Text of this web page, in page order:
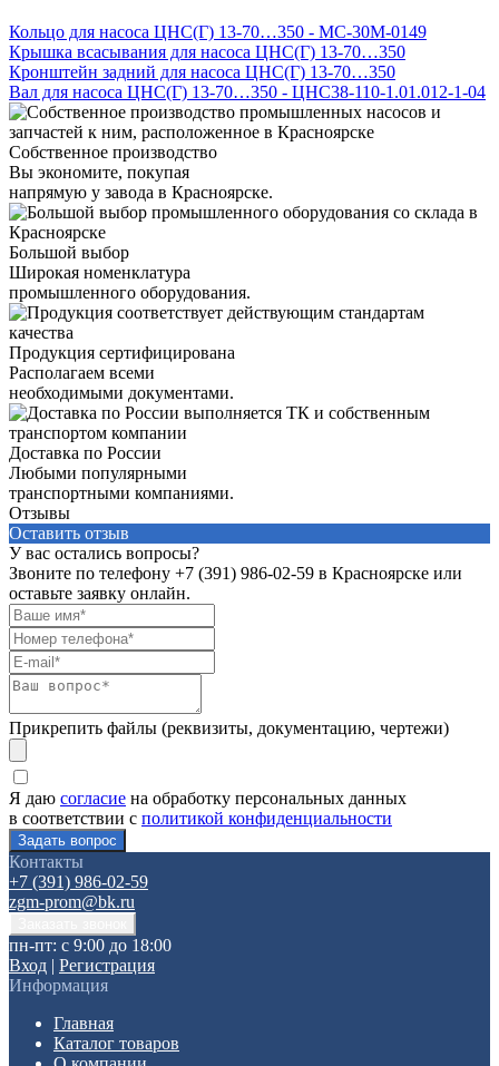
Кольцо для насоса ЦНС(Г) 13-70…350 - МС-30М-0149
Крышка всасывания для насоса ЦНС(Г) 13-70…350
Кронштейн задний для насоса ЦНС(Г) 13-70…350
Вал для насоса ЦНС(Г) 13-70…350 - ЦНС38-110-1.01.012-1-04
Собственное производство
Вы экономите, покупая
напрямую у завода в Красноярске.
Большой выбор
Широкая номенклатура
промышленного оборудования.
Продукция сертифицирована
Располагаем всеми
необходимыми документами.
Доставка по России
Любыми популярными
транспортными компаниями.
Отзывы
Оставить отзыв
У вас остались вопросы?
Звоните по телефону +7 (391) 986-02-59 в Красноярске или
оставьте заявку онлайн.
Прикрепить файлы (реквизиты, документацию, чертежи)
Я даю согласие на обработку персональных данных
в соответствии с политикой конфиденциальности
Контакты
+7 (391) 986-02-59
zgm-prom@bk.ru
пн-пт: с 9:00 до 18:00
Вход | Регистрация
Информация
Главная
Каталог товаров